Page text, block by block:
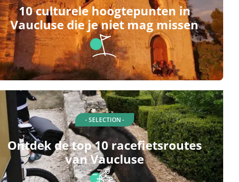
10 culturele hoogtepunten in
Vaucluse die je niet mag missen
- SELECTION -
Ontdek de top 10 racefietsroutes
van Vaucluse